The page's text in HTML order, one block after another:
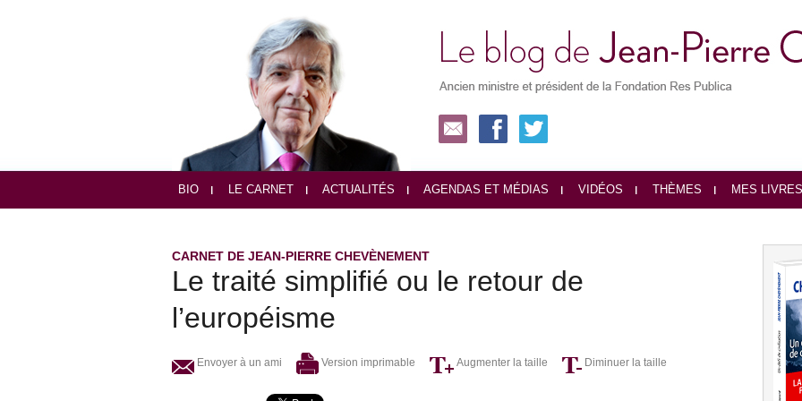
BIO LE CARNET ACTUALITÉS AGENDAS ET MÉDIAS VIDÉOS THÈMES MES LIVRES
CARNET DE JEAN-PIERRE CHEVÈNEMENT
Le traité simplifié ou le retour de
l’européisme
Envoyer à un ami Version imprimable Augmenter la taille Diminuer la taille